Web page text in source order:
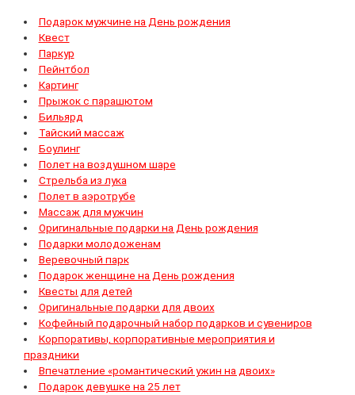
Подарок мужчине на День рождения
Квест
Паркур
Пейнтбол
Картинг
Прыжок с парашютом
Бильярд
Тайский массаж
Боулинг
Полет на воздушном шаре
Стрельба из лука
Полет в аэротрубе
Массаж для мужчин
Оригинальные подарки на День рождения
Подарки молодоженам
Веревочный парк
Подарок женщине на День рождения
Квесты для детей
Оригинальные подарки для двоих
Кофейный подарочный набор подарков и сувениров
Корпоративы, корпоративные мероприятия и
праздники
Впечатление «романтический ужин на двоих»
Подарок девушке на 25 лет